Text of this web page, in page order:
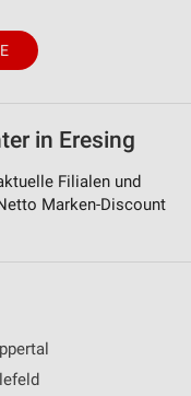
in Eresing
Filialen und
Marken-Discount